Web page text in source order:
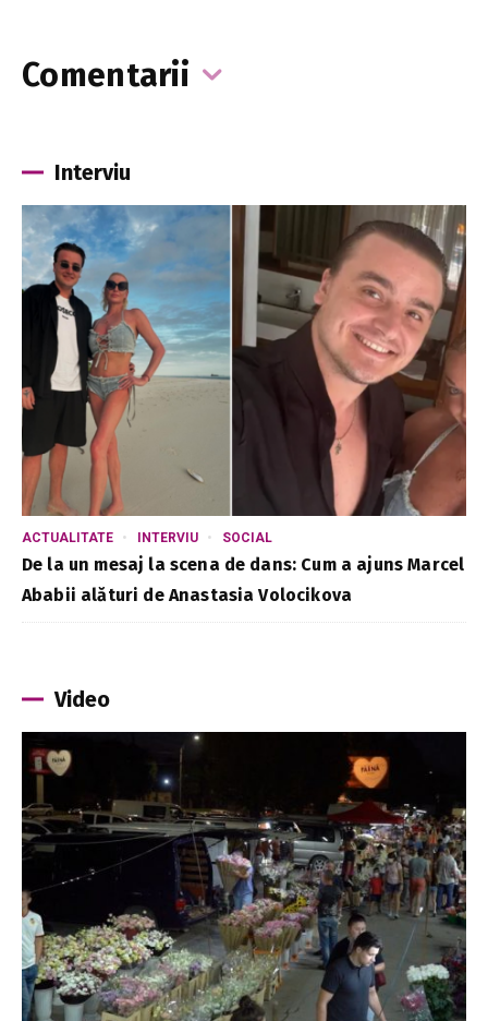
Comentarii
Interviu
ACTUALITATE INTERVIU SOCIAL
De la un mesaj la scena de dans: Cum a ajuns Marcel
Ababii alături de Anastasia Volocikova
Video